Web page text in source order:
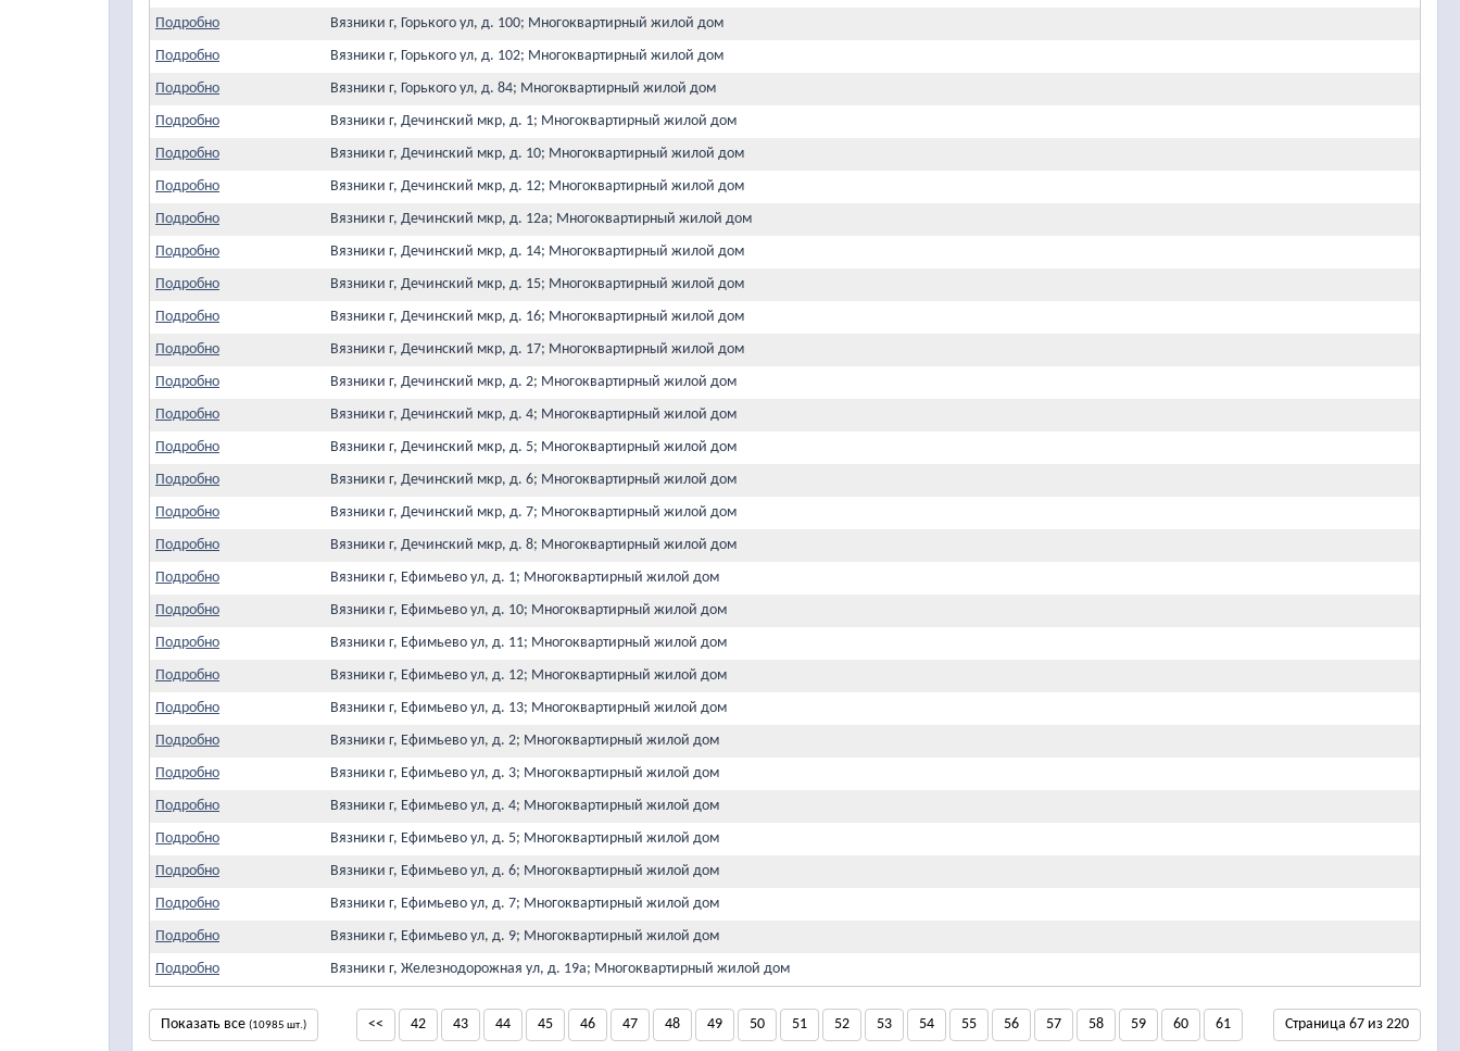
Подробно
Вязники г, Горького ул, д. 100; Многоквартирный жилой дом
Подробно
Вязники г, Горького ул, д. 102; Многоквартирный жилой дом
Подробно
Вязники г, Горького ул, д. 84; Многоквартирный жилой дом
Подробно
Вязники г, Дечинский мкр, д. 1; Многоквартирный жилой дом
Подробно
Вязники г, Дечинский мкр, д. 10; Многоквартирный жилой дом
Подробно
Вязники г, Дечинский мкр, д. 12; Многоквартирный жилой дом
Подробно
Вязники г, Дечинский мкр, д. 12а; Многоквартирный жилой дом
Подробно
Вязники г, Дечинский мкр, д. 14; Многоквартирный жилой дом
Подробно
Вязники г, Дечинский мкр, д. 15; Многоквартирный жилой дом
Подробно
Вязники г, Дечинский мкр, д. 16; Многоквартирный жилой дом
Подробно
Вязники г, Дечинский мкр, д. 17; Многоквартирный жилой дом
Подробно
Вязники г, Дечинский мкр, д. 2; Многоквартирный жилой дом
Подробно
Вязники г, Дечинский мкр, д. 4; Многоквартирный жилой дом
Подробно
Вязники г, Дечинский мкр, д. 5; Многоквартирный жилой дом
Подробно
Вязники г, Дечинский мкр, д. 6; Многоквартирный жилой дом
Подробно
Вязники г, Дечинский мкр, д. 7; Многоквартирный жилой дом
Подробно
Вязники г, Дечинский мкр, д. 8; Многоквартирный жилой дом
Подробно
Вязники г, Ефимьево ул, д. 1; Многоквартирный жилой дом
Подробно
Вязники г, Ефимьево ул, д. 10; Многоквартирный жилой дом
Подробно
Вязники г, Ефимьево ул, д. 11; Многоквартирный жилой дом
Подробно
Вязники г, Ефимьево ул, д. 12; Многоквартирный жилой дом
Подробно
Вязники г, Ефимьево ул, д. 13; Многоквартирный жилой дом
Подробно
Вязники г, Ефимьево ул, д. 2; Многоквартирный жилой дом
Подробно
Вязники г, Ефимьево ул, д. 3; Многоквартирный жилой дом
Подробно
Вязники г, Ефимьево ул, д. 4; Многоквартирный жилой дом
Подробно
Вязники г, Ефимьево ул, д. 5; Многоквартирный жилой дом
Подробно
Вязники г, Ефимьево ул, д. 6; Многоквартирный жилой дом
Подробно
Вязники г, Ефимьево ул, д. 7; Многоквартирный жилой дом
Подробно
Вязники г, Ефимьево ул, д. 9; Многоквартирный жилой дом
Подробно
Вязники г, Железнодорожная ул, д. 19а; Многоквартирный жилой дом
Показать все (10985 шт.) Страница 67 из 220
<< 42 43 44 45 46 47 48 49 50 51 52 53 54 55 56 57 58 59 60 61